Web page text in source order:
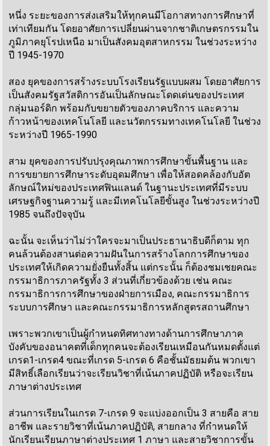
หนึ่ง ระยะของการส่งเสริมให้ทุกคนมีโอกาสทางการศึกษาที่
เท่าเทียมกัน โดยอาศัยการเปลี่ยนผ่านจากชาติเกษตรกรรมใน
ภูมิภาคยุโรปเหนือ มาเป็นสังคมอุตสาหกรรม ในช่วงระหว่าง
ปี 1945-1970
สอง ยุคของการสร้างระบบโรงเรียนรัฐแบบผสม โดยอาศัยการ
เป็นสังคมรัฐสวัสดิการอันเป็นลักษณะโดดเด่นของประเทศ
กลุ่มนอร์ดิก พร้อมกับขยายตัวของภาคบริการ และความ
ก้าวหน้าของเทคโนโลยี และนวัตกรรมทางเทคโนโลยี ในช่วง
ระหว่างปี 1965-1990
สาม ยุคของการปรับปรุงคุณภาพการศึกษาขั้นพื้นฐาน และ
การขยายการศึกษาระดับอุดมศึกษา เพื่อให้สอดคล้องกับอัต
ลักษณ์ใหม่ของประเทศฟินแลนด์ ในฐานะประเทศที่มีระบบ
เศรษฐกิจฐานความรู้ และมีเทคโนโลยีขั้นสูง ในช่วงระหว่างปี
1985 จนถึงปัจจุบัน
ฉะนั้น จะเห็นว่าไม่ว่าใครจะมาเป็นประธานาธิบดีก็ตาม ทุก
คนล้วนต้องสานต่อความฝันในการสร้างโลกการศึกษาของ
ประเทศให้เกิดความยั่งยืนทั้งสิ้น แต่กระนั้น ก็ต้องชมเชยคณะ
กรรมาธิการภาครัฐทั้ง 3 ส่วนที่เกี่ยวข้องด้วย เช่น คณะ
กรรมาธิการการศึกษาของฝ่ายการเมือง, คณะกรรมาธิการ
ระบบการศึกษา และคณะกรรมาธิการหลักสูตรสถานศึกษา
เพราะพวกเขาเป็นผู้กำหนดทิศทางทางด้านการศึกษาภาค
บังคับของอนาคตที่เด็กทุกคนจะต้องเรียนเหมือนกันหมดตั้งแต่
เกรด1-เกรด4 ขณะที่เกรด 5-เกรด 6 คือชั้นมัธยมต้น พวกเขา
มีสิทธิ์เลือกเรียนว่าจะเรียนวิชาที่เน้นภาคปฏิบัติ หรือจะเรียน
ภาษาต่างประเทศ
ส่วนการเรียนในเกรด 7-เกรด 9 จะแบ่งออกเป็น 3 สายคือ สาย
อาชีพ และรายวิชาที่เน้นภาคปฏิบัติ, สายกลาง ที่กำหนดให้
นักเรียนเรียนภาษาต่างประเทศ 1 ภาษา และสายวิชาการขั้น